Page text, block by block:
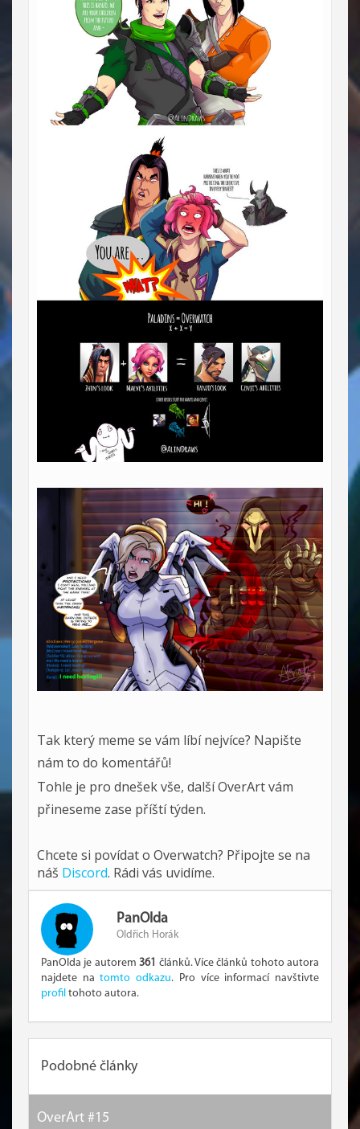
Tak který meme se vám líbí nejvíce? Napište
nám to do komentářů!
Tohle je pro dnešek vše, další OverArt vám
přineseme zase příští týden.
Chcete si povídat o Overwatch? Připojte se na
náš Discord. Rádi vás uvidíme.
PanOlda
Oldřich Horák
PanOlda je autorem361 článků. Více článků tohoto autora
najdete natomto odkazu. Pro více informací navštivte
profil tohoto autora.
Podobné články
OverArt #15